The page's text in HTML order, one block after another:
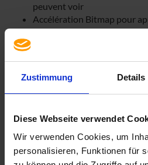
Zustimmung Details
Diese Webseite verwendet
Wir verwenden Cookies, um
personalisieren, Funktionen für
peuvent voir
Accélération Bitmap pour
plugins comme Silverlight et
Gestion améliorée des
Service Broker plus
sessions de postes de
(VDI)
La CAL par device:
La licence est liée à un matériel
posséder une licence pour